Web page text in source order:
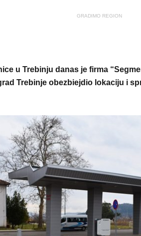
GRADIMO REGION
u Trebinju danas je firma
Trebinje obezbiejdio lokaciju i